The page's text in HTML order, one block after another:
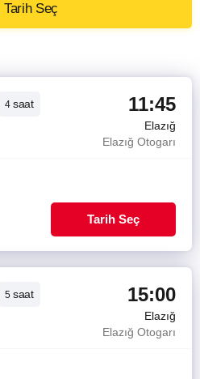
Tarih Seç
4 saat 11:45
Elazığ
Elazığ Otogarı
Tarih Seç
5 saat 15:00
Elazığ
Elazığ Otogarı